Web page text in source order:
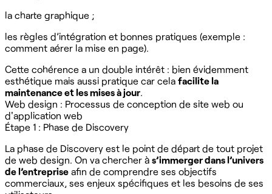
la charte graphique ;
les règles d’intégration et bonnes pratiques (exemple :
comment aérer la mise en page).
Cette cohérence a un double intérêt : bien évidemment
esthétique mais aussi pratique car cela facilite la
maintenance et les mises à jour.
Web design : Processus de conception de site web ou
d'application web
Étape 1 : Phase de Discovery
La phase de Discovery est le point de départ de tout projet
de web design. On va chercher à s’immerger dans l’univers
de l’entreprise afin de comprendre ses objectifs
commerciaux, ses enjeux spécifiques et les besoins de ses